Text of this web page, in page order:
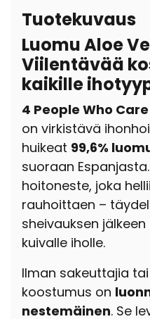
Tuotekuvaus
Luomu Aloe
Viilentävää
kaikille
4 People Who
on virkistävä
huikeat 99,6%
suoraan Espanjasta.
hoitoneste, joka
rauhoittaen –
sheivauksen
kuivalle iholle.
Ilman sakeuttajia
koostumus on
nestemäinen. Se